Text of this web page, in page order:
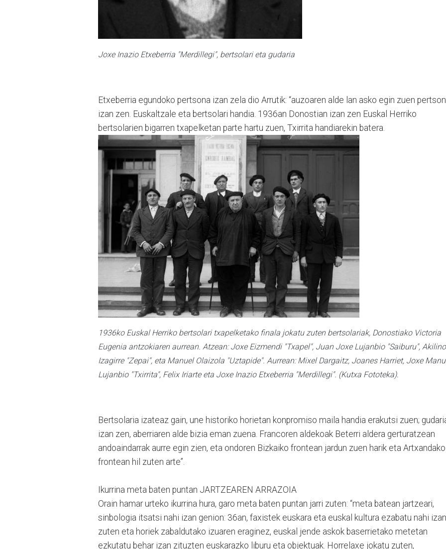
Joxe Inazio Etxeberria "Merdillegi", bertsolari eta gudaria
Etxeberria egundoko pertsona izan zela dio Arrutik: “auzoaren alde lan asko egin zuen
izan zen. Euskaltzale eta bertsolari handia. 1936an Donostian izan zen Euskal Herriko
bertsolarien bigarren txapelketan parte hartu zuen, Txirrita handiarekin batera.
1936ko Euskal Herriko bertsolari txapelketako finala jokatu zuten bertsolariak, Donostiako Victoria
Eugenia antzokiaren aurrean. Atzean: Joxe Eizmendi "Txapel", Juan Joxe Lujanbio "Saiburu", Akilino
Izagirre "Zepai", eta Manuel Olaizola "Uztapide". Aurrean: Mixel Dargaitz, Joanes Harriet, Joxe
Lujanbio "Txirrita", Felix Iriarte eta Joxe Inazio Etxeberria "Merdillegi". (Kutxa Fototeka).
Bertsolaria izateaz gain, une historiko horietan konpromiso maila handia erakutsi zuen;
izan zen, aberriaren alde bizia eman zuena. Francoren aldekoak Beterri aldera gerturatzean
andoaindarrak aurre egin zien, eta ondoren Bizkaiko frontean jardun zuen harik eta Artxandako
frontean hil zuten arte”.
Ikurrina meta baten puntan JARTZEAREN ARRAZOIA
Orain hamar urteko ikurrina hura, garo meta baten puntan jarri zuten: “meta batean jartzeari,
sinbologia itsatsi nahi izan genion: 36an, faxistek euskara eta euskal kultura ezabatu nahi izan
zuten eta horiek zabaldutako izuaren eraginez, euskal jende askok baserrietako metetan
ezkutatu behar izan zituzten euskarazko liburu eta objektuak. Horrelaxe jokatu zuten,